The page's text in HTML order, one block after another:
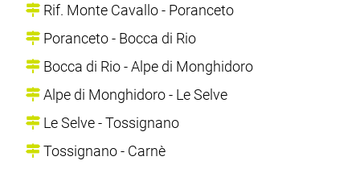
Rif. Monte Cavallo - Poranceto
Poranceto - Bocca di Rio
Bocca di Rio - Alpe di Monghidoro
Alpe di Monghidoro - Le Selve
Le Selve - Tossignano
Tossignano - Carnè